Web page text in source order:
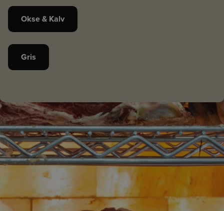
Okse & Kalv
Gris